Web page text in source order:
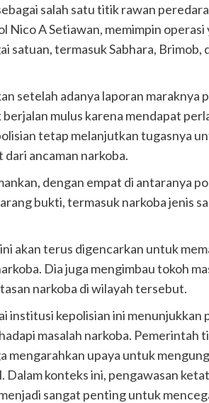
salah satu titik rawan
Nico A Setiawan, memimpin
satuan, termasuk Sabhara, Brimob,
setelah adanya laporan maraknya
mulus karena mendapat
tetap melanjutkan tugasnya
ancaman narkoba.
dengan empat di antaranya
bukti, termasuk narkoba jenis
akan terus digencarkan untuk
Dia juga mengimbau tokoh
narkoba di wilayah tersebut.
institusi kepolisian ini menunjukkan
masalah narkoba. Pemerintah
mengarahkan upaya untuk
konteks ini, pengawasan
sangat penting untuk